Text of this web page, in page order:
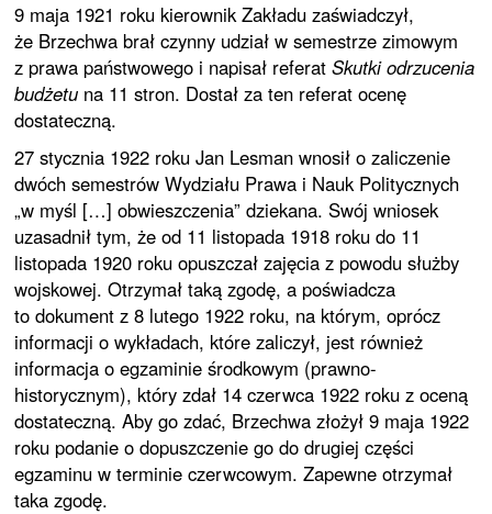
9 maja 1921 roku kierownik Zakładu zaświadczył,
że Brzechwa brał czynny udział w semestrze zimowym
z prawa państwowego i napisał referatSkutki odrzucenia
budżetu na 11 stron. Dostał za ten referat ocenę
dostateczną.
27 stycznia 1922 roku Jan Lesman wnosił o zaliczenie
dwóch semestrów Wydziału Prawa i Nauk Politycznych
„w myśl […] obwieszczenia” dziekana. Swój wniosek
uzasadnił tym, że od 11 listopada 1918 roku do 11
listopada 1920 roku opuszczał zajęcia z powodu służby
wojskowej. Otrzymał taką zgodę, a poświadcza
to dokument z 8 lutego 1922 roku, na którym, oprócz
informacji o wykładach, które zaliczył, jest również
informacja o egzaminie środkowym (prawno-
historycznym), który zdał 14 czerwca 1922 roku z oceną
dostateczną. Aby go zdać, Brzechwa złożył 9 maja 1922
roku podanie o dopuszczenie go do drugiej części
egzaminu w terminie czerwcowym. Zapewne otrzymał
taka zgodę.